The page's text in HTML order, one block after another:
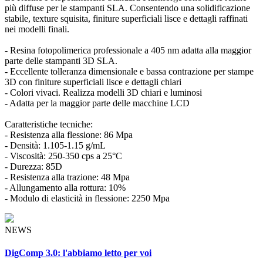
più diffuse per le stampanti SLA. Consentendo una solidificazione
stabile, texture squisita, finiture superficiali lisce e dettagli raffinati
nei modelli finali.
- Resina fotopolimerica professionale a 405 nm adatta alla maggior
parte delle stampanti 3D SLA.
- Eccellente tolleranza dimensionale e bassa contrazione per stampe
3D con finiture superficiali lisce e dettagli chiari
- Colori vivaci. Realizza modelli 3D chiari e luminosi
- Adatta per la maggior parte delle macchine LCD
Caratteristiche tecniche:
- Resistenza alla flessione: 86 Mpa
- Densità: 1.105-1.15 g/mL
- Viscosità: 250-350 cps a 25°C
- Durezza: 85D
- Resistenza alla trazione: 48 Mpa
- Allungamento alla rottura: 10%
- Modulo di elasticità in flessione: 2250 Mpa
NEWS
DigComp 3.0: l'abbiamo letto per voi